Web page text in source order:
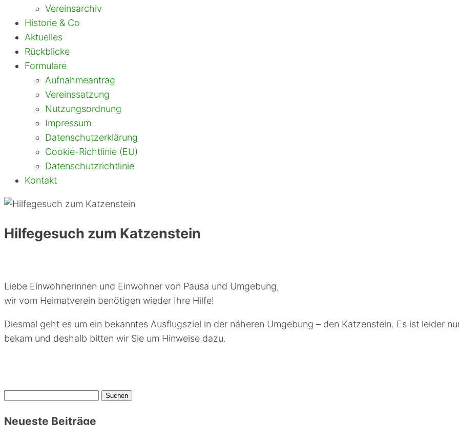
Vereinsarchiv
Historie & Co
Aktuelles
Rückblicke
Formulare
Aufnahmeantrag
Vereinssatzung
Nutzungsordnung
Impressum
Datenschutzerklärung
Cookie-Richtlinie (EU)
Datenschutzrichtlinie
Kontakt
Hilfegesuch zum Katzenstein
Liebe Einwohnerinnen und Einwohner von Pausa und Umgebung,
wir vom Heimatverein benötigen wieder Ihre Hilfe!
Diesmal geht es um ein bekanntes Ausflugsziel in der näheren Umgebung – den Katzenstein. Es ist leider
bekam und deshalb bitten wir Sie um Hinweise dazu.
Suchen
Neueste Beiträge